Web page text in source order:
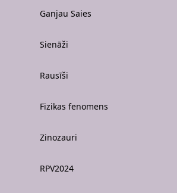
Ganjau Saies
Sienāži
Rausīši
Fizikas fenomens
Zinozauri
RPV2024